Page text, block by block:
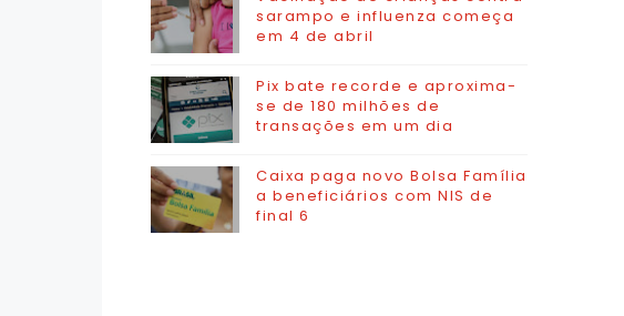
sarampo e influenza começa
em 4 de abril
Pix bate recorde e aproxima-
se de 180 milhões de
transações em um dia
Caixa paga novo Bolsa Família
a beneficiários com NIS de
final 6